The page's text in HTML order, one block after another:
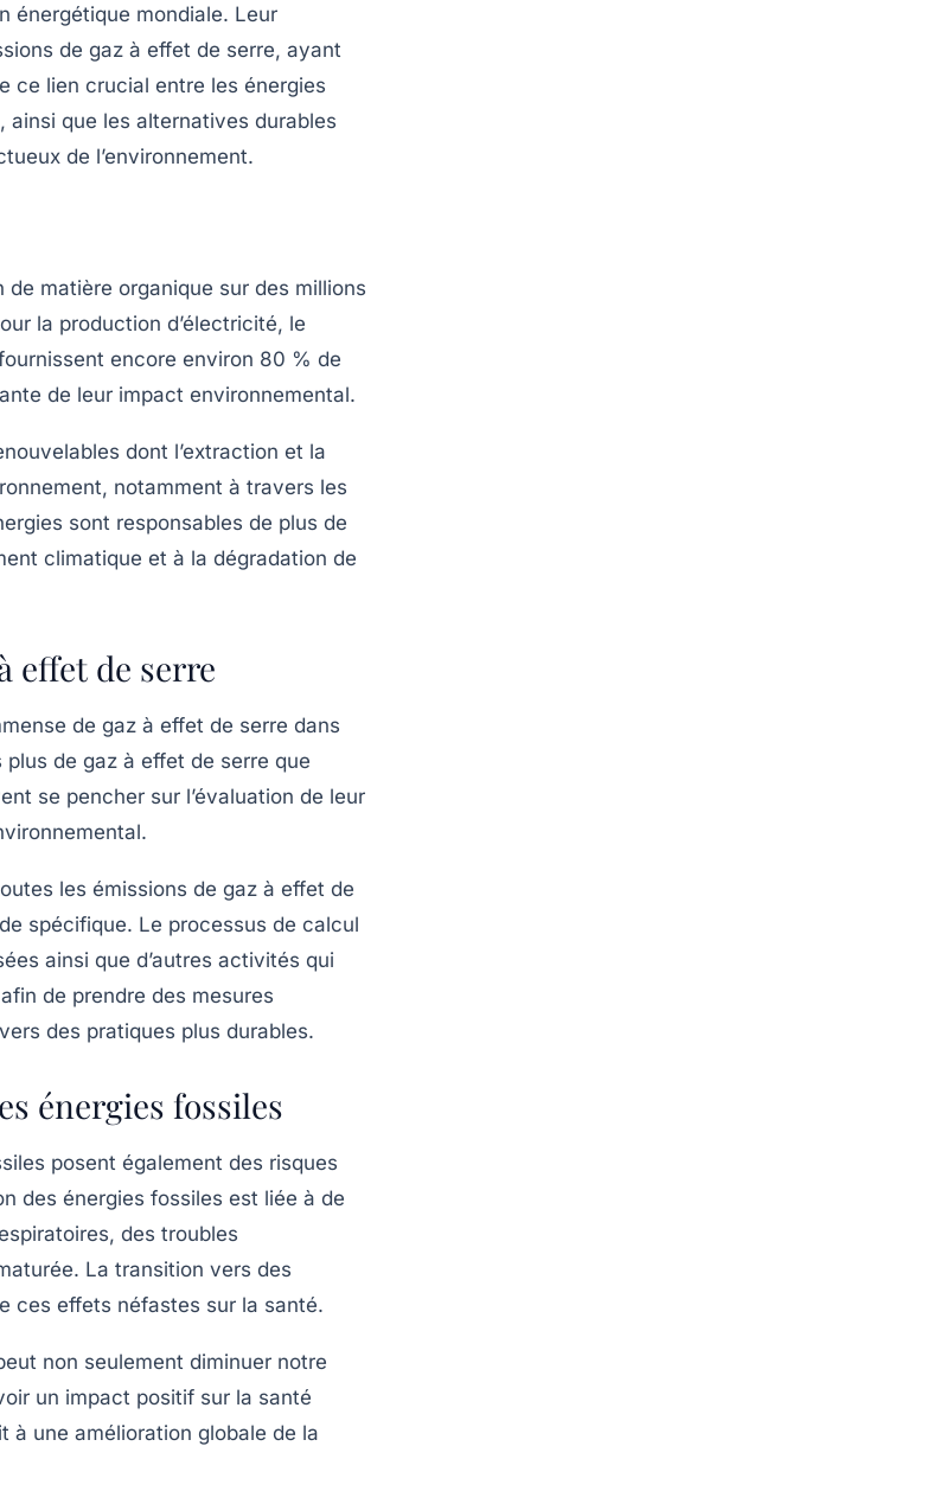
énergétique mondiale. Leur
de gaz à effet de serre, ayant
ce lien crucial entre les énergies
que les alternatives durables
de l’environnement.
matière organique sur des millions
la production d’électricité, le
encore environ 80 % de
de leur impact environnemental.
dont l’extraction et la
notamment à travers les
sont responsables de plus de
climatique et à la dégradation de
effet de serre
de gaz à effet de serre dans
plus de gaz à effet de serre que
se pencher sur l’évaluation de leur
les émissions de gaz à effet de
spécifique. Le processus de calcul
ainsi que d’autres activités qui
de prendre des mesures
des pratiques plus durables.
énergies fossiles
posent également des risques
des énergies fossiles est liée à de
des troubles
La transition vers des
ces effets néfastes sur la santé.
non seulement diminuer notre
un impact positif sur la santé
à une amélioration globale de la